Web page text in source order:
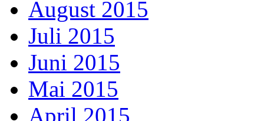
August 2015
Juli 2015
Juni 2015
Mai 2015
April 2015